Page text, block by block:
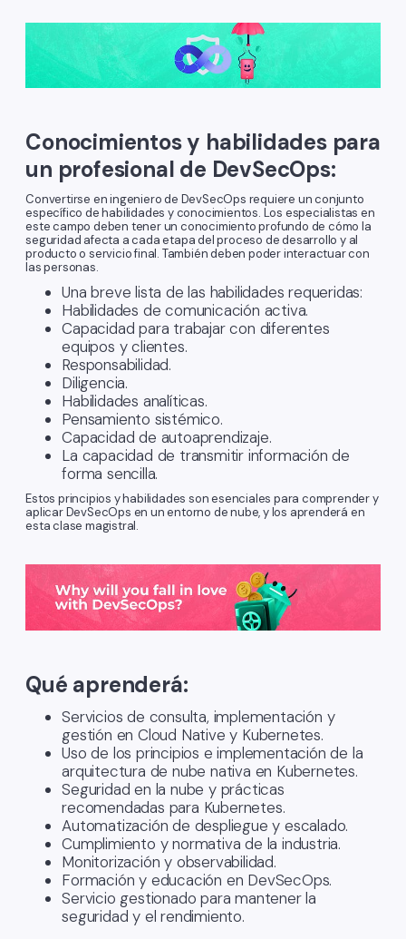
Conocimientos y habilidades para
un profesional de DevSecOps:
Convertirse en ingeniero de DevSecOps requiere un conjunto
específico de habilidades y conocimientos. Los especialistas en
este campo deben tener un conocimiento profundo de cómo la
seguridad afecta a cada etapa del proceso de desarrollo y al
producto o servicio final. También deben poder interactuar con
las personas.
Una breve lista de las habilidades requeridas:
Habilidades de comunicación activa.
Capacidad para trabajar con diferentes
equipos y clientes.
Responsabilidad.
Diligencia.
Habilidades analíticas.
Pensamiento sistémico.
Capacidad de autoaprendizaje.
La capacidad de transmitir información de
forma sencilla.
Estos principios y habilidades son esenciales para comprender y
aplicar DevSecOps en un entorno de nube, y los aprenderá en
esta clase magistral.
Qué aprenderá:
Servicios de consulta, implementación y
gestión en Cloud Native y Kubernetes.
Uso de los principios e implementación de la
arquitectura de nube nativa en Kubernetes.
Seguridad en la nube y prácticas
recomendadas para Kubernetes.
Automatización de despliegue y escalado.
Cumplimiento y normativa de la industria.
Monitorización y observabilidad.
Formación y educación en DevSecOps.
Servicio gestionado para mantener la
seguridad y el rendimiento.